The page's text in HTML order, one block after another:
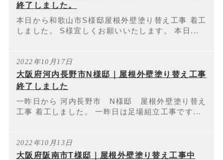
終了しました。
本日から和歌山市S様邸屋根外壁塗り替え工事 着工
しました。 S様宜しくお願いいたします。 本日...
2022年10月17日
大阪府河内長野市N様邸｜屋根外壁塗り替え工事
終了しました
一昨日から 河内長野市 N様邸 屋根外壁塗り替え
工事 着工しました。 一昨日は足場組立工事です...
2022年10月13日
大阪府阪南市T様邸｜屋根外壁塗り替え工事中